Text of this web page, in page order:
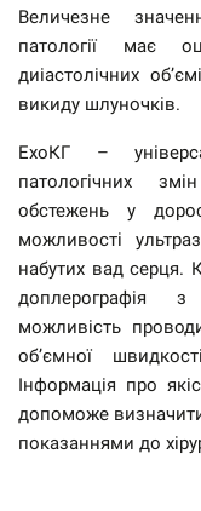
Величезне
патології має
диіастолічних
викиду шлуночків.
ЕхоКГ –
патологічних
обстежень у
можливості
набутих вад серця.
доплерографія
можливість
об’ємної
Інформація про
допоможе
показаннями до